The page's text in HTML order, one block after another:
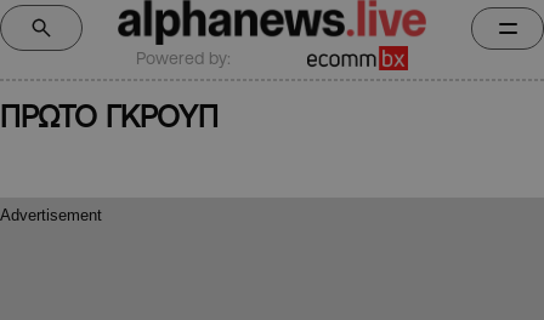
Powered by:
ΠΡΩΤΟ ΓΚΡΟΥΠ